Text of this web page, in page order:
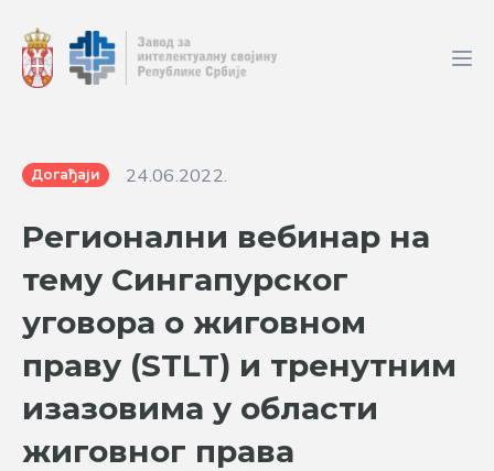
Догађаји 24.06.2022.
Регионални вебинар на
тему Сингапурског
уговора о жиговном
праву (STLT) и тренутним
изазовима у области
жиговног права